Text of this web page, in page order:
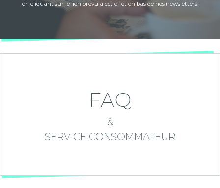
en cliquant sur le lien prévu à cet effet en bas de nos newsletters.
FAQ
&
SERVICE CONSOMMATEUR